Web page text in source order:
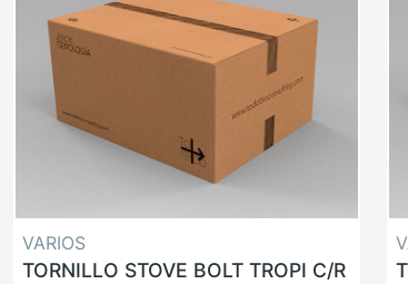
VARIOS
TORNILLO STOVE BOLT TROPI C/R